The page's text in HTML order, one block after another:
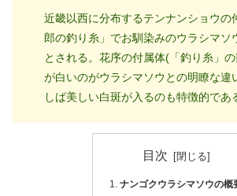
近畿以西に分布するテンナンショウの
郎の釣り糸」でお馴染みのウラシマソ
とされる。花序の付属体(「釣り糸」
が白いのがウラシマソウとの明瞭な違
しば美しい白斑が入るのも特徴的であ
目次
ナンゴクウラシマソウの概